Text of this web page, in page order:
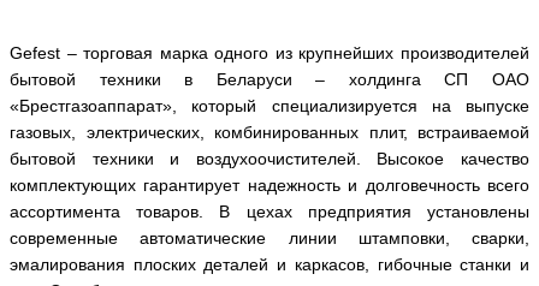
Gefest – торговая марка одного из крупнейших производителей
бытовой техники в Беларуси – холдинга СП ОАО
«Брестгазоаппарат», который специализируется на выпуске
газовых, электрических, комбинированных плит, встраиваемой
бытовой техники и воздухоочистителей. Высокое качество
комплектующих гарантирует надежность и долговечность всего
ассортимента товаров. В цехах предприятия установлены
современные автоматические линии штамповки, сварки,
эмалирования плоских деталей и каркасов, гибочные станки и